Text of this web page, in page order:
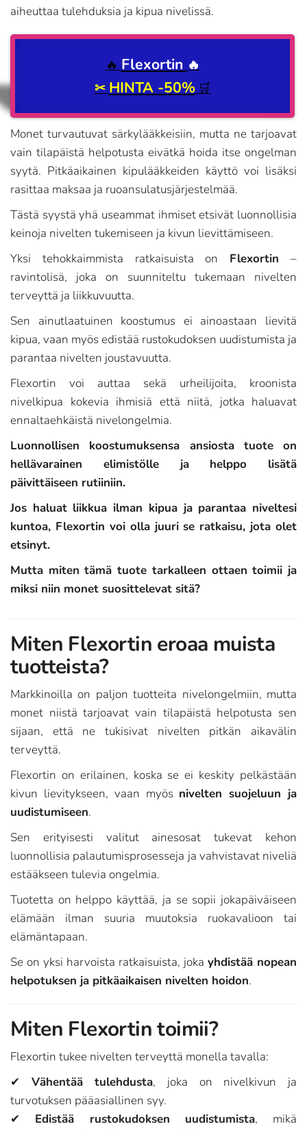
aiheuttaa tulehduksia ja kipua nivelissä.
🔥 Flexortin 🔥
✂ HINTA -50% 🛒
Monet turvautuvat särkylääkkeisiin, mutta ne tarjoavat
vain tilapäistä helpotusta eivätkä hoida itse ongelman
syytä. Pitkäaikainen kipulääkkeiden käyttö voi lisäksi
rasittaa maksaa ja ruoansulatusjärjestelmää.
Tästä syystä yhä useammat ihmiset etsivät luonnollisia
keinoja nivelten tukemiseen ja kivun lievittämiseen.
Yksi tehokkaimmista ratkaisuista on Flexortin –
ravintolisä, joka on suunniteltu tukemaan nivelten
terveyttä ja liikkuvuutta.
Sen ainutlaatuinen koostumus ei ainoastaan lievitä
kipua, vaan myös edistää rustokudoksen uudistumista ja
parantaa nivelten joustavuutta.
Flexortin voi auttaa sekä urheilijoita, kroonista
nivelkipua kokevia ihmisiä että niitä, jotka haluavat
ennaltaehkäistä nivelongelmia.
Luonnollisen koostumuksensa ansiosta tuote on
hellävarainen elimistölle ja helppo lisätä
päivittäiseen rutiiniin.
Jos haluat liikkua ilman kipua ja parantaa niveltesi
kuntoa, Flexortin voi olla juuri se ratkaisu, jota olet
etsinyt.
Mutta miten tämä tuote tarkalleen ottaen toimii ja
miksi niin monet suosittelevat sitä?
Miten Flexortin eroaa muista
tuotteista?
Markkinoilla on paljon tuotteita nivelongelmiin, mutta
monet niistä tarjoavat vain tilapäistä helpotusta sen
sijaan, että ne tukisivat nivelten pitkän aikavälin
terveyttä.
Flexortin on erilainen, koska se ei keskity pelkästään
kivun lievitykseen, vaan myös nivelten suojeluun ja
uudistumiseen.
Sen erityisesti valitut ainesosat tukevat kehon
luonnollisia palautumisprosesseja ja vahvistavat niveliä
estääkseen tulevia ongelmia.
Tuotetta on helppo käyttää, ja se sopii jokapäiväiseen
elämään ilman suuria muutoksia ruokavalioon tai
elämäntapaan.
Se on yksi harvoista ratkaisuista, joka yhdistää nopean
helpotuksen ja pitkäaikaisen nivelten hoidon.
Miten Flexortin toimii?
Flexortin tukee nivelten terveyttä monella tavalla:
✔ Vähentää tulehdusta, joka on nivelkivun ja
turvotuksen pääasiallinen syy.
✔ Edistää rustokudoksen uudistumista, mikä